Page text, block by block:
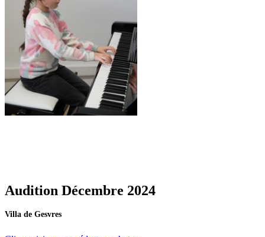
Audition Décembre 2024
Villa de Gesvres